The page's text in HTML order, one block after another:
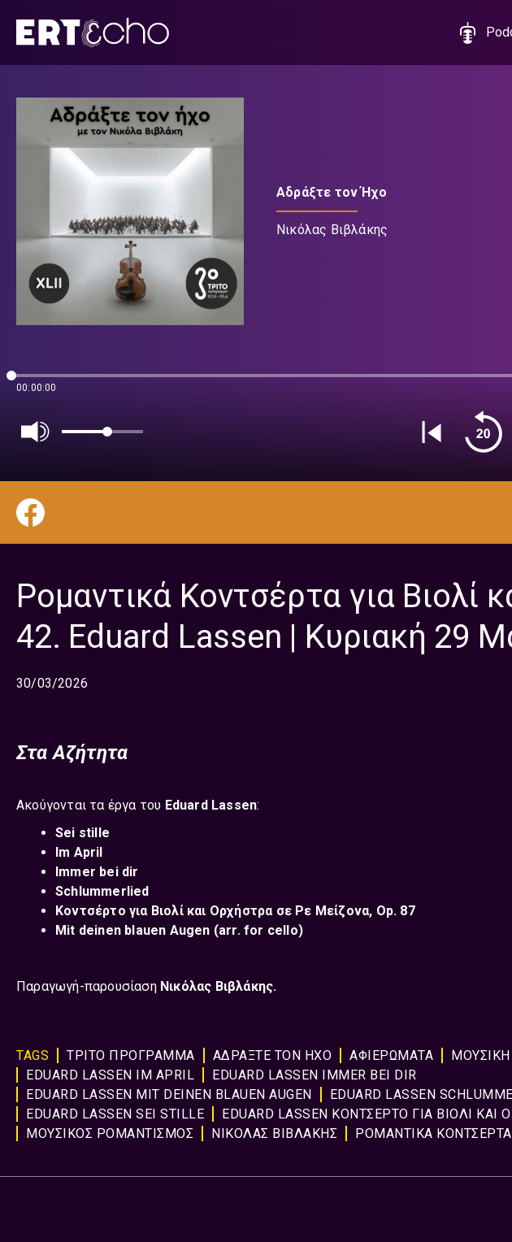
περιεχόμενο
Αδράξτε τον Ήχο
Νικόλας Βιβλάκης
00:00:00
Ρομαντικά Κοντσέρτα για Βιολί
42. Eduard Lassen | Κυριακή 29
30/03/2026
Στα Αζήτητα
Ακούγονται τα έργα του Eduard Lassen:
Sei stille
Im April
Immer bei dir
Schlummerlied
Κοντσέρτο για Βιολί και Ορχήστρα σε Ρε Μείζονα, Op. 87
Mit deinen blauen Augen (arr. for cello)
Παραγωγή-παρουσίαση Νικόλας Βιβλάκης.
TAGS ΤΡΙΤΟ ΠΡΟΓΡΑΜΜΑ ΑΔΡΑΞΤΕ ΤΟΝ ΗΧΟ ΑΦΙΕΡΏΜΑΤΑ ΜΟΥΣΙΚΉ
EDUARD LASSEN IM APRIL
EDUARD LASSEN IMMER BEI DIR
EDUARD LASSEN MIT DEINEN BLAUEN AUGEN
EDUARD LASSEN
EDUARD LASSEN SEI STILLE
EDUARD LASSEN ΚΟΝΤΣΕΡΤΟ ΓΙΑ ΒΙΟΛΙ
ΜΟΥΣΙΚΟΣ ΡΟΜΑΝΤΙΣΜΟΣ
ΝΙΚΟΛΑΣ ΒΙΒΛΑΚΗΣ ΡΟΜΑΝΤΙΚΑ ΚΟΝΤΣΕΡΤΑ